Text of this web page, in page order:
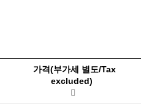
가격(부가세 별도/Tax
excluded)